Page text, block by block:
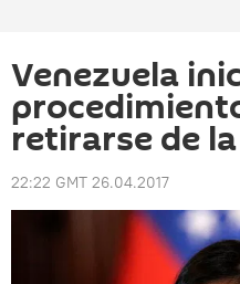
Venezuela
retirarse de la
22:22 GMT 26.04.2017